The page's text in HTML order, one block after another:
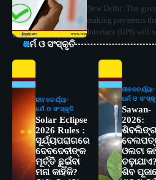
New Delhi: The
making payments
Interface (UPI) will
ଧର୍ମ ଓ ସଂସ୍କୃତି
ଜୀବନଚର୍ଯ୍ୟା
ଧର୍ମ ଓ ସଂସ୍କୃତି
Solar Eclipse
2026 Rules :
ସୂର୍ଯ୍ୟପରାଗରେ
ଦେବଦେବୀଙ୍କ
ମୂର୍ତ୍ତି ଛୁଇଁବା
ମନା କାହିଁକି?
ଜୀବନଚର୍ଯ୍ୟା
ଧର୍ମ ଓ
Sawan-
2026:
ଓଲଟା
ଚଢ଼ାଯାଏ?
ଶିବ